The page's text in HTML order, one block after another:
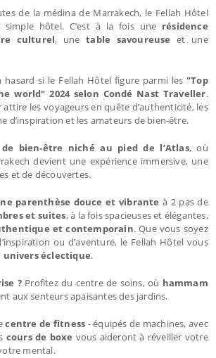
de la médina de Marrakech, le Fellah Hôtel
simple hôtel. C’est à la fois une résidence
culturel, unetable savoureuse et une
hasard si le Fellah Hôtel figure parmi les "Top
world" 2024 selon Condé Nast Traveller.
les voyageurs en quête d’authenticité, les
d’inspiration et les amateurs de bien-être.
bien-être niché au pied de l’Atlas, où
devient une expérience immersive, une
et de découvertes.
parenthèse douce et vibrante à 2 pas de
et suites, à la fois spacieuses et élégantes,
et contemporain. Que vous soyez
ou d’aventure, le Fellah Hôtel vous
univers éclectique.
? Profitez du centre de soins, où hammam
aux senteurs apaisantes des jardins.
centre de fitness - équipés de machines, avec
cours de boxe vous aideront à réveiller votre
mental.